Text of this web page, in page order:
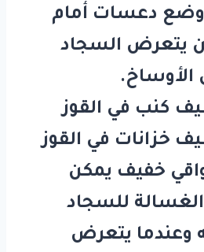
وضع دعسات أمام
يتعرض السجاد
الأوساخ.
كنب في القوز
خزانات في القوز
خفيف يمكن
للسجاد
وعندما يتعرض